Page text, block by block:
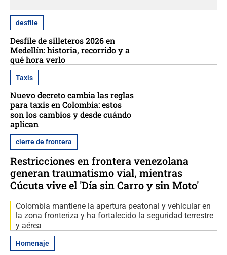
desfile
Desfile de silleteros 2026 en
Medellín: historia, recorrido y a
qué hora verlo
Taxis
Nuevo decreto cambia las reglas
para taxis en Colombia: estos
son los cambios y desde cuándo
aplican
cierre de frontera
Restricciones en frontera venezolana
generan traumatismo vial, mientras
Cúcuta vive el 'Día sin Carro y sin Moto'
Colombia mantiene la apertura peatonal y vehicular en
la zona fronteriza y ha fortalecido la seguridad terrestre
y aérea
Homenaje